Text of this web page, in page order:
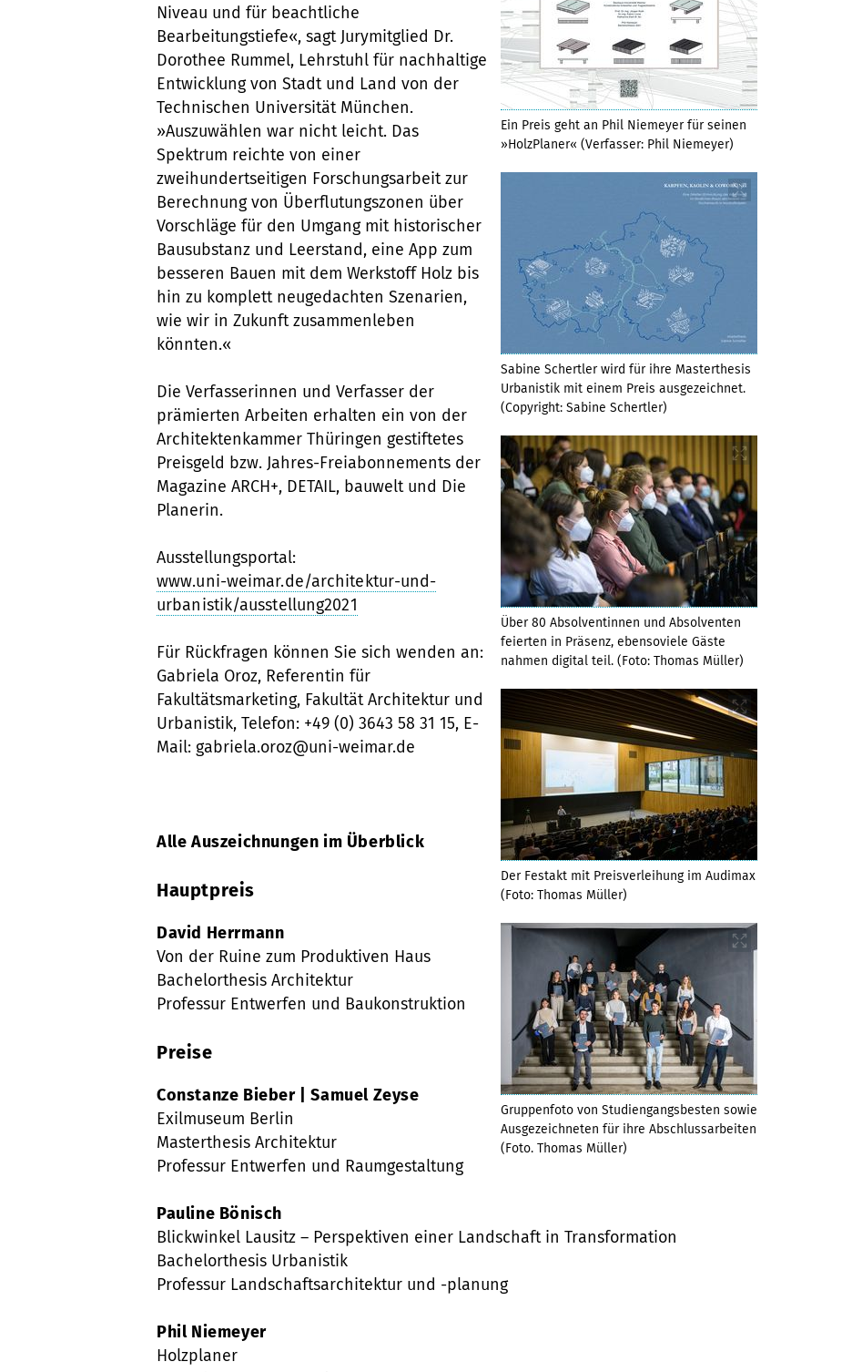
Ein Preis geht an Phil Niemeyer für seinen
»HolzPlaner« (Verfasser: Phil Niemeyer)
Sabine Schertler wird für ihre Masterthesis
Urbanistik mit einem Preis ausgezeichnet.
(Copyright: Sabine Schertler)
Über 80 Absolventinnen und Absolventen
feierten in Präsenz, ebensoviele Gäste
nahmen digital teil. (Foto: Thomas Müller)
Der Festakt mit Preisverleihung im Audimax
(Foto: Thomas Müller)
Gruppenfoto von Studiengangsbesten sowie
Ausgezeichneten für ihre Abschlussarbeiten
(Foto. Thomas Müller)
Niveau und für beachtliche
Bearbeitungstiefe«, sagt Jurymitglied Dr.
Dorothee Rummel, Lehrstuhl für nachhaltige
Entwicklung von Stadt und Land von der
Technischen Universität München.
»Auszuwählen war nicht leicht. Das
Spektrum reichte von einer
zweihundertseitigen Forschungsarbeit zur
Berechnung von Überflutungszonen über
Vorschläge für den Umgang mit historischer
Bausubstanz und Leerstand, eine App zum
besseren Bauen mit dem Werkstoff Holz bis
hin zu komplett neugedachten Szenarien,
wie wir in Zukunft zusammenleben
könnten.«
Die Verfasserinnen und Verfasser der
prämierten Arbeiten erhalten ein von der
Architektenkammer Thüringen gestiftetes
Preisgeld bzw. Jahres-Freiabonnements der
Magazine ARCH+, DETAIL, bauwelt und Die
Planerin.
Ausstellungsportal:
www.uni-weimar.de/architektur-und-
urbanistik/ausstellung2021
Für Rückfragen können Sie sich wenden an:
Gabriela Oroz, Referentin für
Fakultätsmarketing, Fakultät Architektur und
Urbanistik, Telefon: +49 (0) 3643 58 31 15, E-
Mail: gabriela.oroz@uni-weimar.de
Alle Auszeichnungen im Überblick
Hauptpreis
David Herrmann
Von der Ruine zum Produktiven Haus
Bachelorthesis Architektur
Professur Entwerfen und Baukonstruktion
Preise
Constanze Bieber | Samuel Zeyse
Exilmuseum Berlin
Masterthesis Architektur
Professur Entwerfen und Raumgestaltung
Pauline Bönisch
Blickwinkel Lausitz – Perspektiven einer Landschaft in Transformation
Bachelorthesis Urbanistik
Professur Landschaftsarchitektur und -planung
Phil Niemeyer
Holzplaner